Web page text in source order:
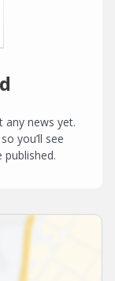
any news yet.
you’ll see
published.